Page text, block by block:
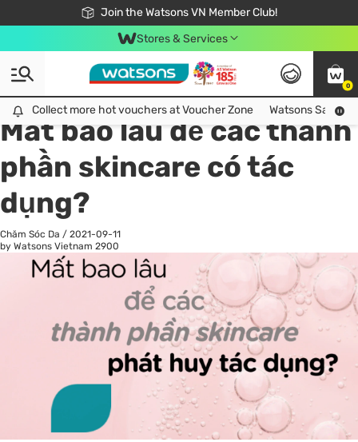
Join the Watsons VN Member Club!
Free Shipping For Order From 249,000Đ
24h Fast delivery in Hồ Chí Minh City
Stores & Services
0
Collect more hot vouchers at Voucher Zone
Collect more hot vouchers at Voucher Zone Watsons Safety
All
Chăm Sóc Cá Nhân
Mất bao lâu để các thành
phần skincare có tác
dụng?
Chăm Sóc Da / 2021-09-11
by Watsons Vietnam 2900